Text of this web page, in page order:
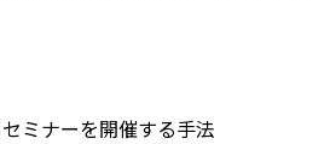
ナーを開催する手法